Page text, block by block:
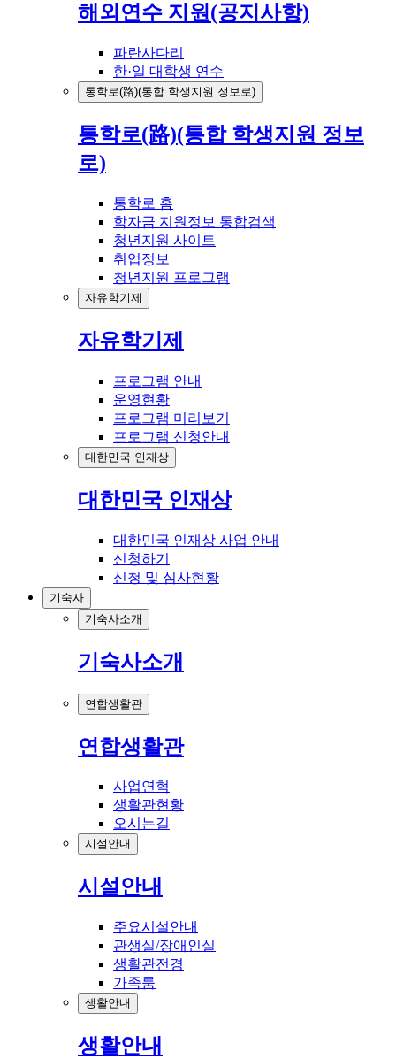
해외연수 지원(공지사항)
파란사다리
한·일 대학생 연수
통학로(路)(통합 학생지원 정보로)
통학로(路)(통합 학생지원 정보
로)
통학로 홈
학자금 지원정보 통합검색
청년지원 사이트
취업정보
청년지원 프로그램
자유학기제
자유학기제
프로그램 안내
운영현황
프로그램 미리보기
프로그램 신청안내
대한민국 인재상
대한민국 인재상
대한민국 인재상 사업 안내
신청하기
신청 및 심사현황
기숙사
기숙사소개
기숙사소개
연합생활관
연합생활관
사업연혁
생활관현황
오시는길
시설안내
시설안내
주요시설안내
관생실/장애인실
생활관전경
가족룸
생활안내
생활안내